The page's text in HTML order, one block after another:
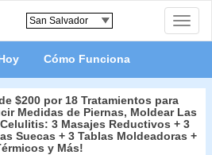
Toggle
Cómo Funciona
$200 por 18 Tratamientos para
Medidas de Piernas, Moldear Las
3 Masajes Reductivos + 3
Suecas + 3 Tablas Moldeadoras +
y Más!